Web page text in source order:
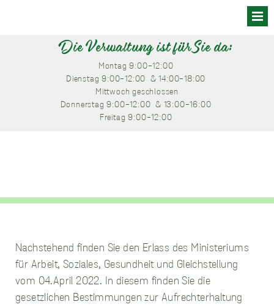
Die Verwaltung ist für Sie da:
Montag 9:00-12:00
Dienstag 9:00-12:00 & 14:00-18:00
Mittwoch geschlossen
Donnerstag 9:00-12:00 & 13:00-16:00
Freitag 9:00-12:00
Nachstehend finden Sie den Erlass des Ministeriums
für Arbeit, Soziales, Gesundheit und Gleichstellung
vom 04.April 2022. In diesem finden Sie die
gesetzlichen Bestimmungen zur Aufrechterhaltung